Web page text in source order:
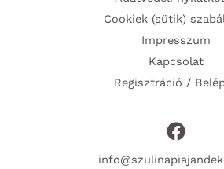
Cookiek (sütik)
Impresszum
Kapcsolat
Regisztráció /